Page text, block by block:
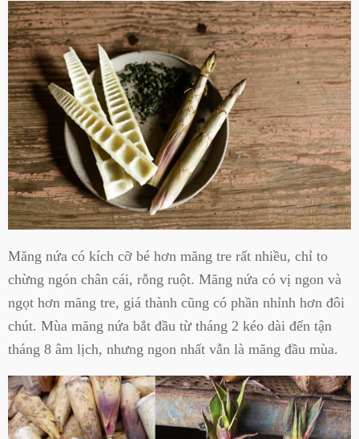
Măng nứa có kích cỡ bé hơn măng tre rất nhiều, chỉ to
chừng ngón chân cái, rỗng ruột. Măng nứa có vị ngon và
ngọt hơn măng tre, giá thành cũng có phần nhỉnh hơn đôi
chút. Mùa măng nứa bắt đầu từ tháng 2 kéo dài đến tận
tháng 8 âm lịch, nhưng ngon nhất vẫn là măng đầu mùa.